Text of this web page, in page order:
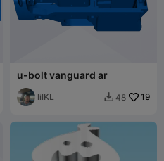
u-bolt vanguard ar
lilKL  48 19